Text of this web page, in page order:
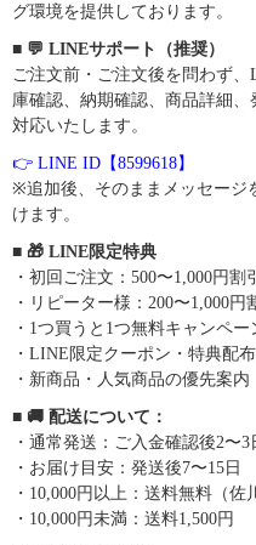
グ環境を提供しております。
■ 💬 LINEサポート（推奨）
ご注文前・ご注文後を問わず
庫確認、納期確認、商品詳細
対応いたします。
👉 LINE ID【8599618】
※追加後、そのままメッセージ
けます。
■ 🎁 LINE限定特典
・初回ご注文：500〜1,000円割引
・リピーター様：200〜1,000円
・1つ買うと1つ無料キャンペー
・LINE限定クーポン・特典配布
・新商品・人気商品の優先案内
■ 🚚 配送について：
・通常発送：ご入金確認後2〜3
・お届け目安：発送後7〜15日
・10,000円以上：送料無料（佐
・10,000円未満：送料1,500円